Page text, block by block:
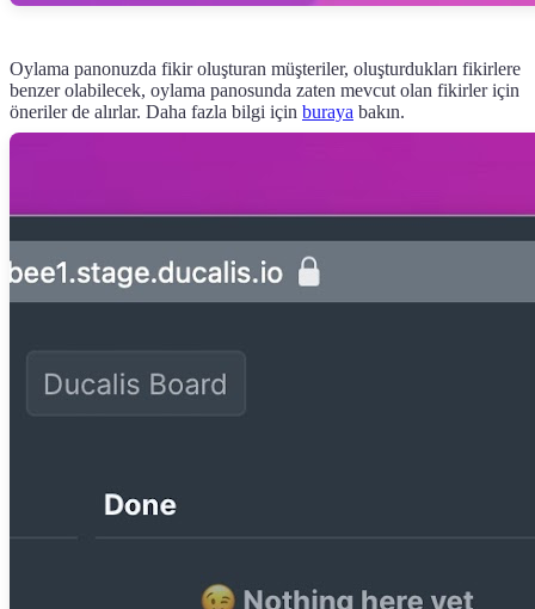
Oylama panonuzda fikir oluşturan müşteriler, oluşturdukları fikirlere
benzer olabilecek, oylama panosunda zaten mevcut olan fikirler için
öneriler de alırlar. Daha fazla bilgi için buraya bakın.